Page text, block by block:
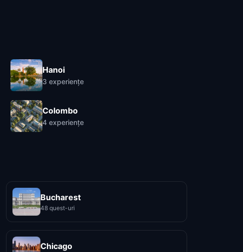
Hanoi
3 experiențe
Colombo
4 experiențe
Bucharest
48 quest-uri
Chicago